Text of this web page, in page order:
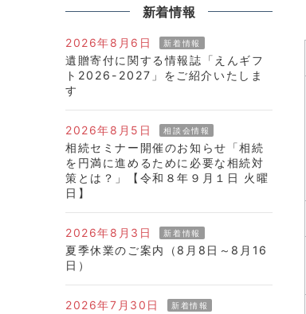
新着情報
2026年8月6日 新着情報
遺贈寄付に関する情報誌「えんギフ
ト2026-2027」をご紹介いたしま
す
2026年8月5日 相談会情報
相続セミナー開催のお知らせ「相続
を円満に進めるために必要な相続対
策とは？」【令和８年９月１日 火曜
日】
2026年8月3日 新着情報
夏季休業のご案内（8月8日～8月16
日）
2026年7月30日 新着情報